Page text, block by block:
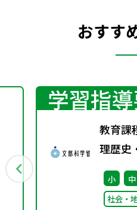
おすす
学習指
教育
理歴史
（第8
小 中
社会・